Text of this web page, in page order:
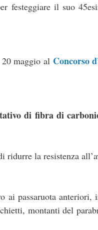
festeggiare il suo
maggio al Concorso
di fibra di
ridurre la resistenza
ai passaruota anteriori,
montanti del